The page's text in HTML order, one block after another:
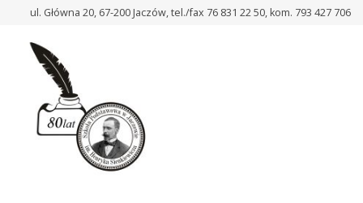
spotkanie
warsztatowe
rodziców
ul. Główna 20, 67-200 Jaczów, tel./fax 76 831 22 50, kom. 793 427 706